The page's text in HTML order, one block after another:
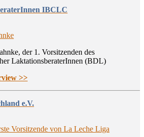
IBCLC
der 1. Vorsitzenden des
LaktationsberaterInnen (BDL)
>>
e.V.